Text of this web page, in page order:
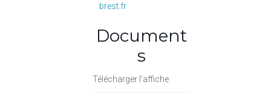
brest.fr
Document
s
Télécharger l’affiche